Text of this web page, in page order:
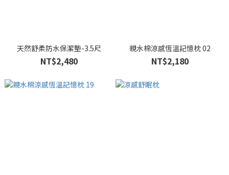
天然舒柔防水保潔墊-3.5尺
NT$2,480
親水棉涼感恆溫記憶枕 02
NT$2,180